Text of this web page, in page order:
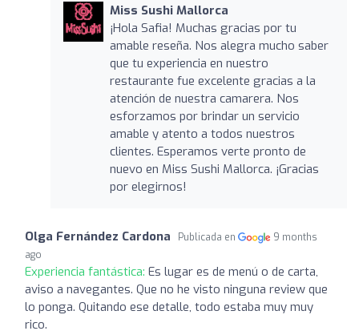
Miss Sushi Mallorca
¡Hola Safia! Muchas gracias por tu
amable reseña. Nos alegra mucho saber
que tu experiencia en nuestro
restaurante fue excelente gracias a la
atención de nuestra camarera. Nos
esforzamos por brindar un servicio
amable y atento a todos nuestros
clientes. Esperamos verte pronto de
nuevo en Miss Sushi Mallorca. ¡Gracias
por elegirnos!
Olga Fernández Cardona Publicada en
9 months
ago
Experiencia fantástica: Es lugar es de menú o de carta,
aviso a navegantes. Que no he visto ninguna review que
lo ponga. Quitando ese detalle, todo estaba muy muy
rico.